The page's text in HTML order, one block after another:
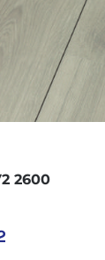
2600